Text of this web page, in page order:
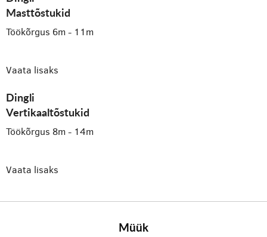
Masttõstukid
Töökõrgus 6m - 11m
Vaata lisaks
Dingli
Vertikaaltõstukid
Töökõrgus 8m - 14m
Vaata lisaks
Müük